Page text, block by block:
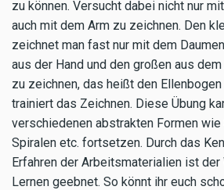
zu können. Versucht dabei nicht nur
auch mit dem Arm zu zeichnen. Den
zeichnet man fast nur mit dem
aus der Hand und den großen aus
zu zeichnen, das heißt den
trainiert das Zeichnen. Diese Übung
verschiedenen abstrakten Formen wie
Spiralen etc. fortsetzen. Durch das
Erfahren der Arbeitsmaterialien ist
Lernen geebnet. So könnt ihr euch